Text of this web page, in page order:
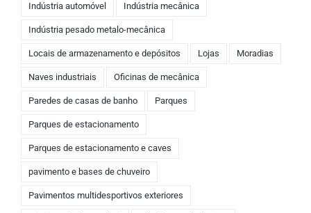
Indústria automóvel Indústria mecânica
Indústria pesado metalo-mecânica
Locais de armazenamento e depósitos Lojas Moradias
Naves industriais Oficinas de mecânica
Paredes de casas de banho Parques
Parques de estacionamento
Parques de estacionamento e caves
pavimento e bases de chuveiro
Pavimentos multidesportivos exteriores